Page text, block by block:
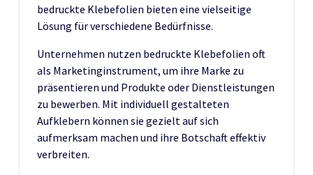
bedruckte Klebefolien bieten eine vielseitige
Lösung für verschiedene Bedürfnisse.
Unternehmen nutzen bedruckte Klebefolien oft
als Marketinginstrument, um ihre Marke zu
präsentieren und Produkte oder Dienstleistungen
zu bewerben. Mit individuell gestalteten
Aufklebern können sie gezielt auf sich
aufmerksam machen und ihre Botschaft effektiv
verbreiten.